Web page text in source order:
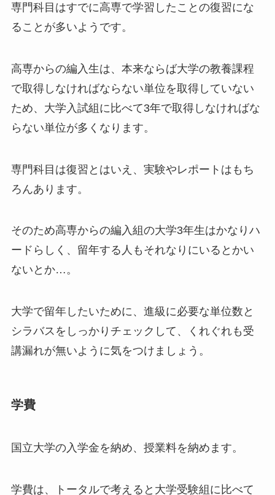
専門科目はすでに高専で学習したことの復習にな
ることが多いようです。
高専からの編入生は、本来ならば大学の教養課程
で取得しなければならない単位を取得していない
ため、 大学入試組に比べて3年で取得しなければな
らない単位が多くなります。
専門科目は復習とはいえ、実験やレポートはもち
ろんあります。
そのため高専からの編入組の大学3年生はかなりハ
ード らしく、留年する人もそれなりにいるとかい
ないとか…。
大学で留年したいために、進級に必要な単位数と
シラバスをしっかりチェックして、くれぐれも受
講漏れが無いように気をつけましょう。
学費
国立大学の入学金を納め、授業料を納めます。
学費は、トータルで考えると大学受験組に比べて